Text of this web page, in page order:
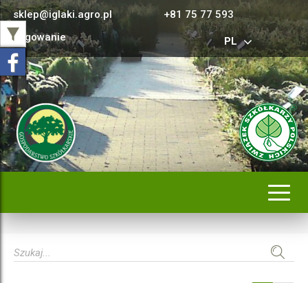
sklep@iglaki.agro.pl
+81 75 77 593
Logowanie
PL